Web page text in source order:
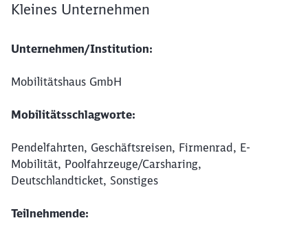
Kleines Unternehmen
Unternehmen/Institution:
Mobilitätshaus GmbH
Mobilitätsschlagworte:
Pendelfahrten, Geschäftsreisen, Firmenrad, E-
Mobilität, Poolfahrzeuge/Carsharing,
Deutschlandticket, Sonstiges
Teilnehmende: